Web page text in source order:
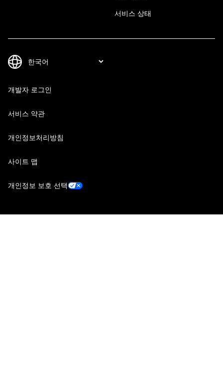
서비스 상태
개발자 로그인
서비스 약관
개인정보처리방침
사이트 맵
개인정보 보호 선택